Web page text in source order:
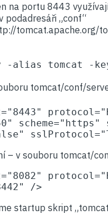
na portu 8443
podadresáři „conf“
tomcat.apache.org/
-alias tomcat -
tomcat/conf/
– v souboru tomcat/
/>
startup skript